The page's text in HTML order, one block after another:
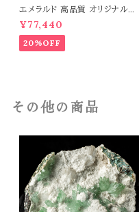
エメラルド 高品質 オリジナルデ
ザイン ブレスレット パワーストー
ン 天然石 t0545
¥77,440
20%OFF
その他の商品